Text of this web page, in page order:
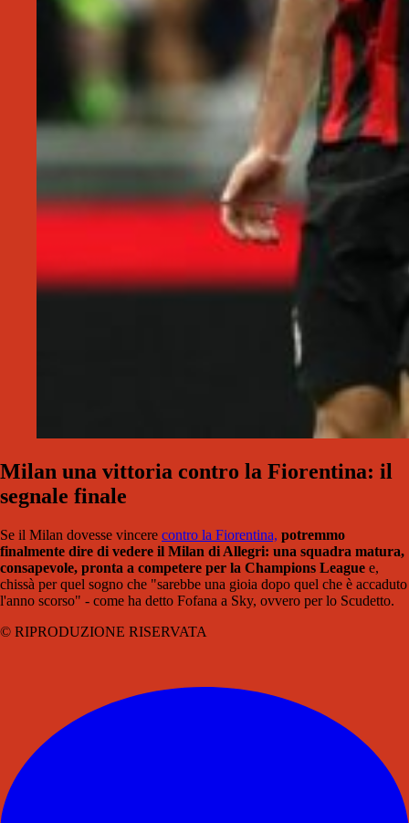
Milan una vittoria contro la Fiorentina: il
segnale finale
Se il Milan dovesse vincere contro la Fiorentina, potremmo
finalmente dire di vedere il Milan di Allegri: una squadra matura,
consapevole, pronta a competere per la Champions League e,
chissà per quel sogno che "sarebbe una gioia dopo quel che è accaduto
l'anno scorso" - come ha detto Fofana a Sky, ovvero per lo Scudetto.
© RIPRODUZIONE RISERVATA